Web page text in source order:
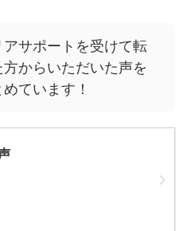
サポートを受けて転
からいただいた声を
ています！